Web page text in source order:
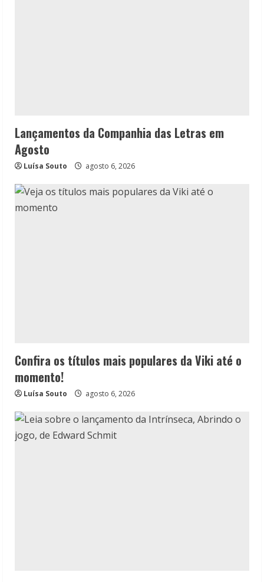
Lançamentos da Companhia das Letras em
Agosto
Luísa Souto agosto 6, 2026
Confira os títulos mais populares da Viki até o
momento!
Luísa Souto agosto 6, 2026